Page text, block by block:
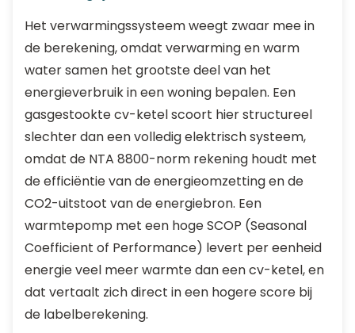
Het verwarmingssysteem weegt zwaar mee in
de berekening, omdat verwarming en warm
water samen het grootste deel van het
energieverbruik in een woning bepalen. Een
gasgestookte cv-ketel scoort hier structureel
slechter dan een volledig elektrisch systeem,
omdat de NTA 8800-norm rekening houdt met
de efficiëntie van de energieomzetting en de
CO2-uitstoot van de energiebron. Een
warmtepomp met een hoge SCOP (Seasonal
Coefficient of Performance) levert per eenheid
energie veel meer warmte dan een cv-ketel, en
dat vertaalt zich direct in een hogere score bij
de labelberekening.